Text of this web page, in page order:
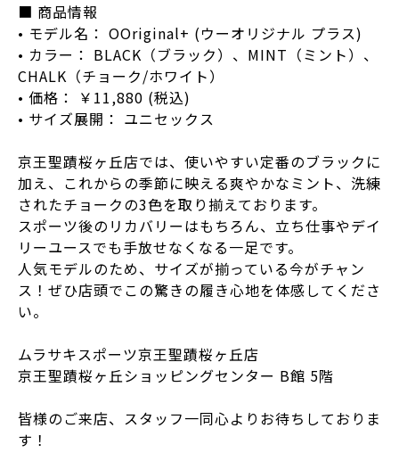
■ 商品情報
• モデル名： OOriginal+ (ウーオリジナル プラス)
• カラー： BLACK（ブラック）、MINT（ミント）、
CHALK（チョーク/ホワイト）
• 価格： ￥11,880 (税込)
• サイズ展開： ユニセックス
京王聖蹟桜ヶ丘店では、使いやすい定番のブラックに
加え、これからの季節に映える爽やかなミント、洗練
されたチョークの3色を取り揃えております。
スポーツ後のリカバリーはもちろん、立ち仕事やデイ
リーユースでも手放せなくなる一足です。
人気モデルのため、サイズが揃っている今がチャン
ス！ぜひ店頭でこの驚きの履き心地を体感してくださ
い。
ムラサキスポーツ京王聖蹟桜ヶ丘店
京王聖蹟桜ヶ丘ショッピングセンター B館 5階
皆様のご来店、スタッフ一同心よりお待ちしておりま
す！